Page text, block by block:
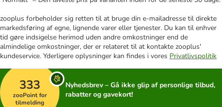
zooplus forbeholder sig retten til at bruge din e-mailadresse til direkte
markedsføring af egne, lignende varer eller tjenester. Du kan til enhver
tid gøre indsigelse herimod uden andre omkostninger end de
almindelige omkostninger, der er relateret til at kontakte zooplus'
kundeservice. Yderligere oplysninger kan findes i vores Privatlivspolitik
333
zooPoint for
tilmelding
Nyhedsbrev – Gå ikke glip af personlige tilbud,
rabatter og gavekort!